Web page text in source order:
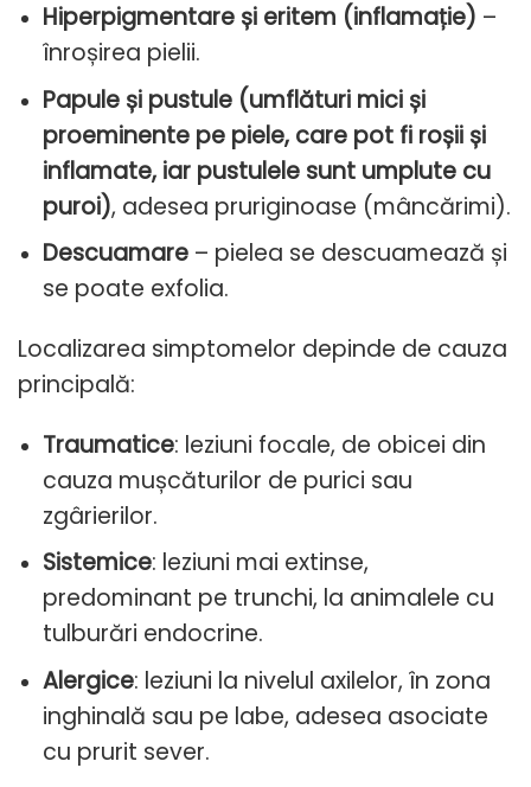
Hiperpigmentare și eritem (inflamație) –
înroșirea pielii.
Papule și pustule (umflături mici și
proeminente pe piele, care pot fi roșii și
inflamate, iar pustulele sunt umplute cu
puroi), adesea pruriginoase (mâncărimi).
Descuamare– pielea se descuamează și
se poate exfolia.
Localizarea simptomelor depinde de cauza
principală:
Traumatice: leziuni focale, de obicei din
cauza mușcăturilor de purici sau
zgârierilor.
Sistemice: leziuni mai extinse,
predominant pe trunchi, la animalele cu
tulburări endocrine.
Alergice: leziuni la nivelul axilelor, în zona
inghinală sau pe labe, adesea asociate
cu prurit sever.